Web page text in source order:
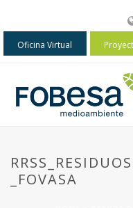
Oficina Virtual
_FOVASA